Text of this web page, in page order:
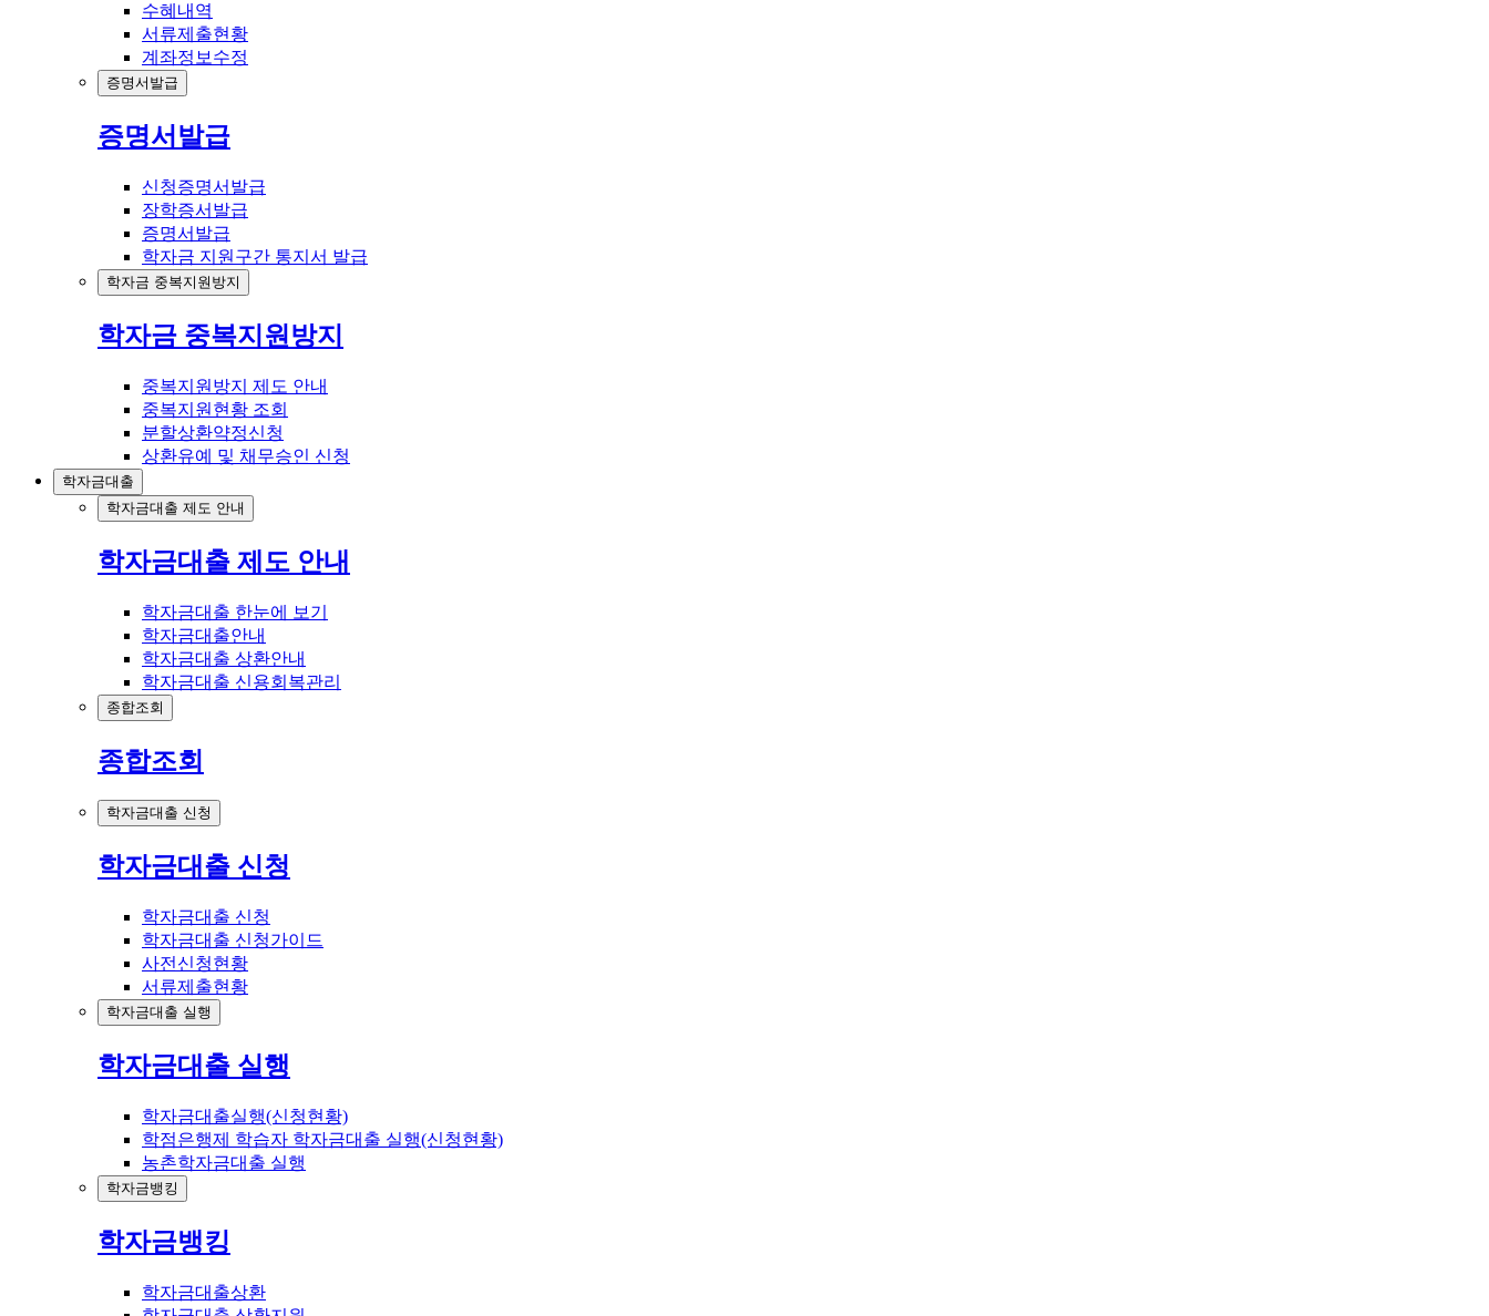
수혜내역
서류제출현황
계좌정보수정
증명서발급
증명서발급
신청증명서발급
장학증서발급
증명서발급
학자금 지원구간 통지서 발급
학자금 중복지원방지
학자금 중복지원방지
중복지원방지 제도 안내
중복지원현황 조회
분할상환약정신청
상환유예 및 채무승인 신청
학자금대출
학자금대출 제도 안내
학자금대출 제도 안내
학자금대출 한눈에 보기
학자금대출안내
학자금대출 상환안내
학자금대출 신용회복관리
종합조회
종합조회
학자금대출 신청
학자금대출 신청
학자금대출 신청
학자금대출 신청가이드
사전신청현황
서류제출현황
학자금대출 실행
학자금대출 실행
학자금대출실행(신청현황)
학점은행제 학습자 학자금대출 실행(신청현황)
농촌학자금대출 실행
학자금뱅킹
학자금뱅킹
학자금대출상환